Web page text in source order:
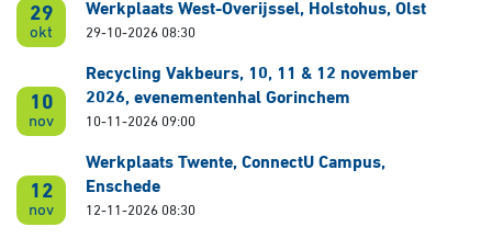
29
okt
Werkplaats West-Overijssel, Holstohus, Olst
29-10-2026 08:30
10
nov
Recycling Vakbeurs, 10, 11 & 12 november
2026, evenementenhal Gorinchem
10-11-2026 09:00
12
nov
Werkplaats Twente, ConnectU Campus,
Enschede
12-11-2026 08:30